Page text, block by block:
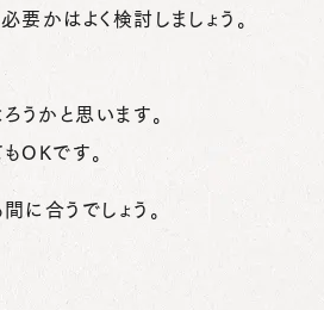
かはよく検討しましょう。
かと思います。
OKです。
に合うでしょう。